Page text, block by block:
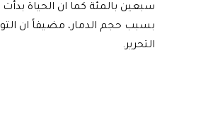
سبعين بالمئة كما ان الحياة
بسبب حجم الدمار، مضيفاً ان
التحرير.